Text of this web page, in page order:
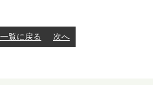
一覧に戻る 次へ